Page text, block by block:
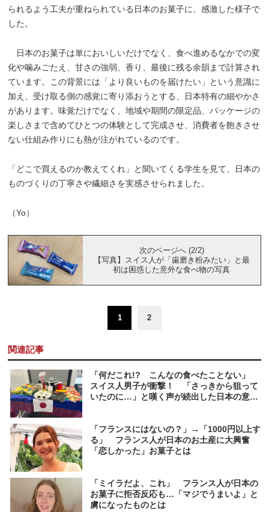
られるよう工夫が重ねられている日本のお菓子に、感激した様子で
した。
日本のお菓子は単においしいだけでなく、食べ進めるなかでの変
化や噛みごたえ、甘さの強弱、香り、最後に残る余韻まで計算され
ています。この背景には「より良いものを届けたい」という意識に
加え、受け取る側の感覚に寄り添おうとする、日本特有の細やかさ
があります。味覚だけでなく、地域や期間の限定品、パッケージの
楽しさまで含めてひとつの体験として完成させ、消費者を飽きさせ
ない仕組み作りにも熱が注がれているのです。
「どこで買えるのか教えてくれ」と聞いてくる学生を見て、日本の
ものづくりの丁寧さや繊細さを実感させられました。
（Yo）
次のページへ (2/2)
【写真】スイス人が「歯磨き粉みたい」と最
初は困惑した意外な食べ物の写真
1 2
関連記事
「何だこれ!? こんなの食べたことない」
スイス人男子が衝撃！ 「さっきから狙って
いたのに…」と嘆く声が続出した日本の意外
「フランスにはないの？」→「1000円以上す
る」 フランス人が日本のお土産に大興奮
「恋しかった」お菓子とは
「ミイラだよ、これ」 フランス人が日本の
お菓子に拒否反応も…「マジでうまいよ」と
虜になったものとは